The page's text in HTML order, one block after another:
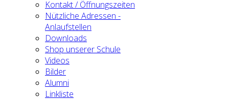
Kontakt / Öffnungszeiten
Nützliche Adressen -
Anlaufstellen
Downloads
Shop unserer Schule
Videos
Bilder
Alumni
Linkliste